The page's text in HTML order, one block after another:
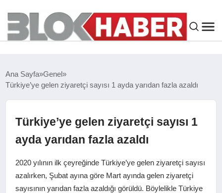
SIYASET
ÇEVRE
SPOR
Ana Sayfa Genel
Türkiye’ye gelen ziyaretçi sayısı 1 ayda yarıdan fazla azaldı
Türkiye’ye gelen ziyaretçi sayısı 1
ayda yarıdan fazla azaldı
2020 yılının ilk çeyreğinde Türkiye’ye gelen ziyaretçi sayısı
azalırken, Şubat ayına göre Mart ayında gelen ziyaretçi
sayısının yarıdan fazla azaldığı görüldü. Böylelikle Türkiye